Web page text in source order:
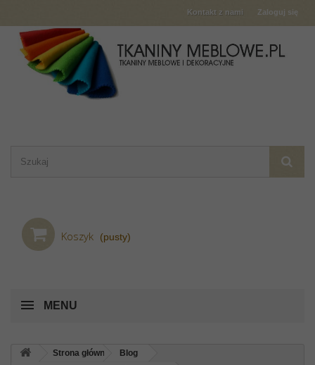
Zaloguj się
Kontakt z nami
Koszyk (pusty)
MENU
Strona główna
Blog